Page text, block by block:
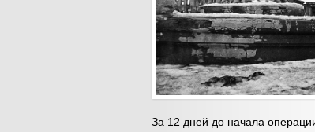
За 12 дней до начала